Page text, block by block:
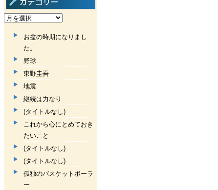
お盆の時期になりまし
た。
野球
東野圭吾
地震
継続は力なり
(タイトルなし)
これから心にとめておき
たいこと
(タイトルなし)
(タイトルなし)
孤独のバスケットボーラ
ー